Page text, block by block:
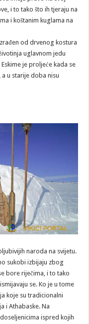
i to tako što ih tjeraju na
i koštanim kuglama na
od drvenog kostura
uglavnom jedu
je proljeće kada se
a u starije doba nisu
naroda na svijetu.
sukobi izbijaju zbog
bore riječima, i to tako
se. Ko je u tome
koje su tradicionalni
i Athabaske. Na
ispred kojih